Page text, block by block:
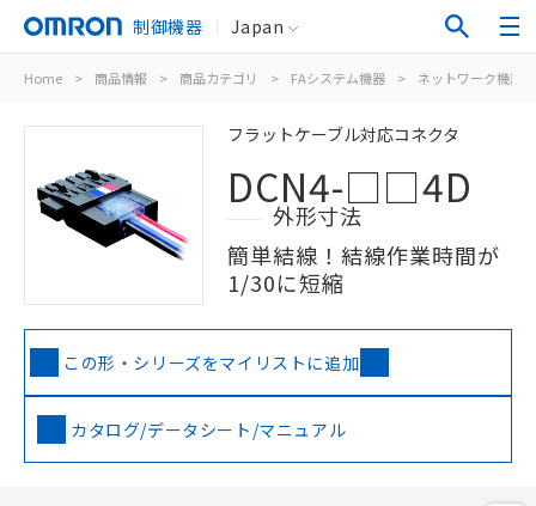
制御機器 Japan
Home > 商品情報 > 商品カテゴリ > FAシステム機器 > ネットワーク機器
フラットケーブル対応コネクタ
DCN4-□□4D
外形寸法
簡単結線！結線作業時間が
1/30に短縮
この形・シリーズをマイリストに追加
カタログ/データシート/マニュアル